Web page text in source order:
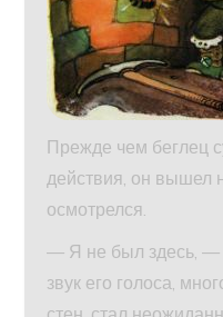
Прежде чем беглец
действия, он вышел
осмотрелся.
— Я не был здесь, —
звук его голоса,